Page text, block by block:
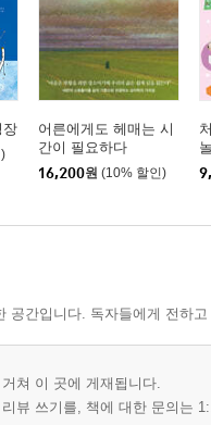
장
어른에게도 헤매는 시
간이 필요하다
16,200원 (10% 할인)
공간입니다. 독자들에게 전하
쳐 이 곳에 게재됩니다.
뷰 쓰기를, 책에 대한 문의는